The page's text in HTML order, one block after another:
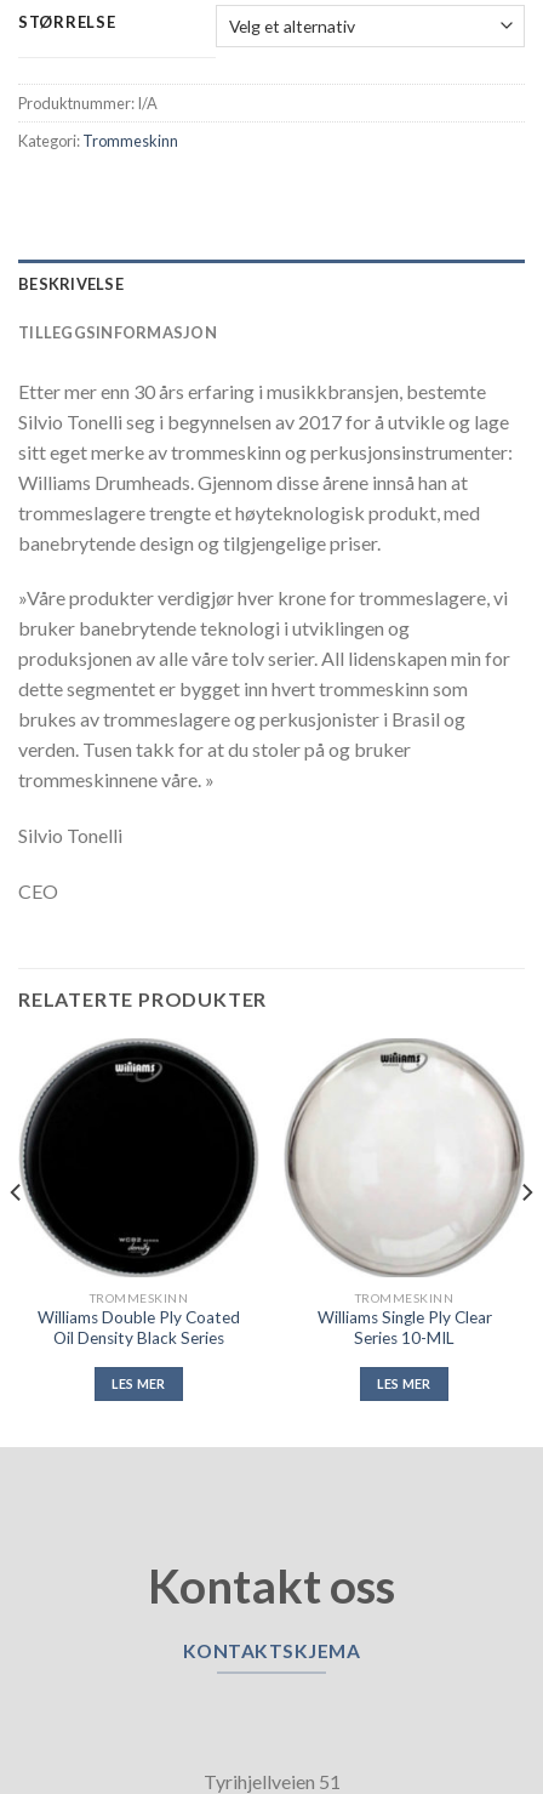
STØRRELSE
Produktnummer:I/A
Kategori:Trommeskinn
BESKRIVELSE
TILLEGGSINFORMASJON
Etter mer enn 30 års erfaring i musikkbransjen, bestemte
Silvio Tonelli seg i begynnelsen av 2017 for å utvikle og lage
sitt eget merke av trommeskinn og perkusjonsinstrumenter:
Williams Drumheads. Gjennom disse årene innså han at
trommeslagere trengte et høyteknologisk produkt, med
banebrytende design og tilgjengelige priser.
»Våre produkter verdigjør hver krone for trommeslagere, vi
bruker banebrytende teknologi i utviklingen og
produksjonen av alle våre tolv serier. All lidenskapen min for
dette segmentet er bygget inn hvert trommeskinn som
brukes av trommeslagere og perkusjonister i Brasil og
verden. Tusen takk for at du stoler på og bruker
trommeskinnene våre. »
Silvio Tonelli
CEO
RELATERTE PRODUKTER
TROMMESKINN
Williams Double Ply Coated
Oil Density Black Series
LES MER
TROMMESKINN
Williams Single Ply Clear
Series 10-MIL
LES MER
Kontakt oss
KONTAKTSKJEMA
Tyrihjellveien 51